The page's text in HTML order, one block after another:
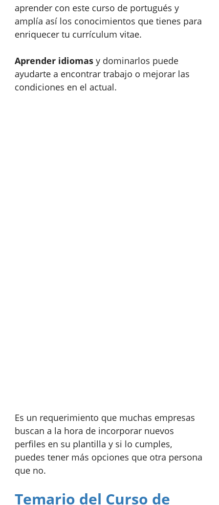
aprender con este curso de portugués y
amplía así los conocimientos que tienes para
enriquecer tu currículum vitae.
Aprender idiomas y dominarlos puede
ayudarte a encontrar trabajo o mejorar las
condiciones en el actual.
Es un requerimiento que muchas empresas
buscan a la hora de incorporar nuevos
perfiles en su plantilla y si lo cumples,
puedes tener más opciones que otra persona
que no.
Temario del Curso de